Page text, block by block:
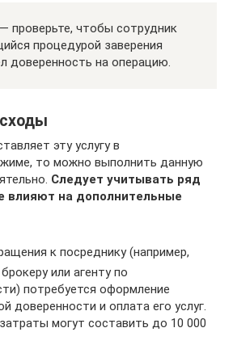
проверьте, чтобы сотрудник
процедурой заверения
доверенность на операцию.
эту услугу в
то можно выполнить данную
Следует учитывать ряд
влияют на дополнительные
к посреднику (например,
или агенту по
потребуется оформление
доверенности и оплата его услуг.
могут составить до 10 000